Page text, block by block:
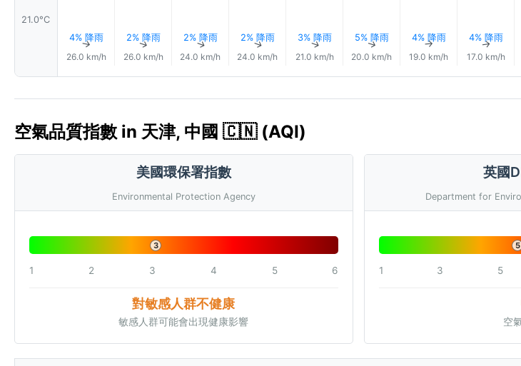
21.0°C
4% 降雨
↑
26.0 km/h
2% 降雨
↑
26.0 km/h
2% 降雨
↑
24.0 km/h
2% 降雨
↑
24.0 km/h
3% 降雨
↑
21.0 km/h
5% 降雨
↑
20.0 km/h
4% 降雨
↑
19.0 km/h
4% 降雨
↑
17.0 km/h
空氣品質指數 in 天津, 中國 🇨🇳 (AQI)
美國環保署指數
Environmental Protection Agency
3
1 2 3 4 5 6
對敏感人群不健康
敏感人群可能會出現健康影響
英國
Department for
5
1 3 5
空